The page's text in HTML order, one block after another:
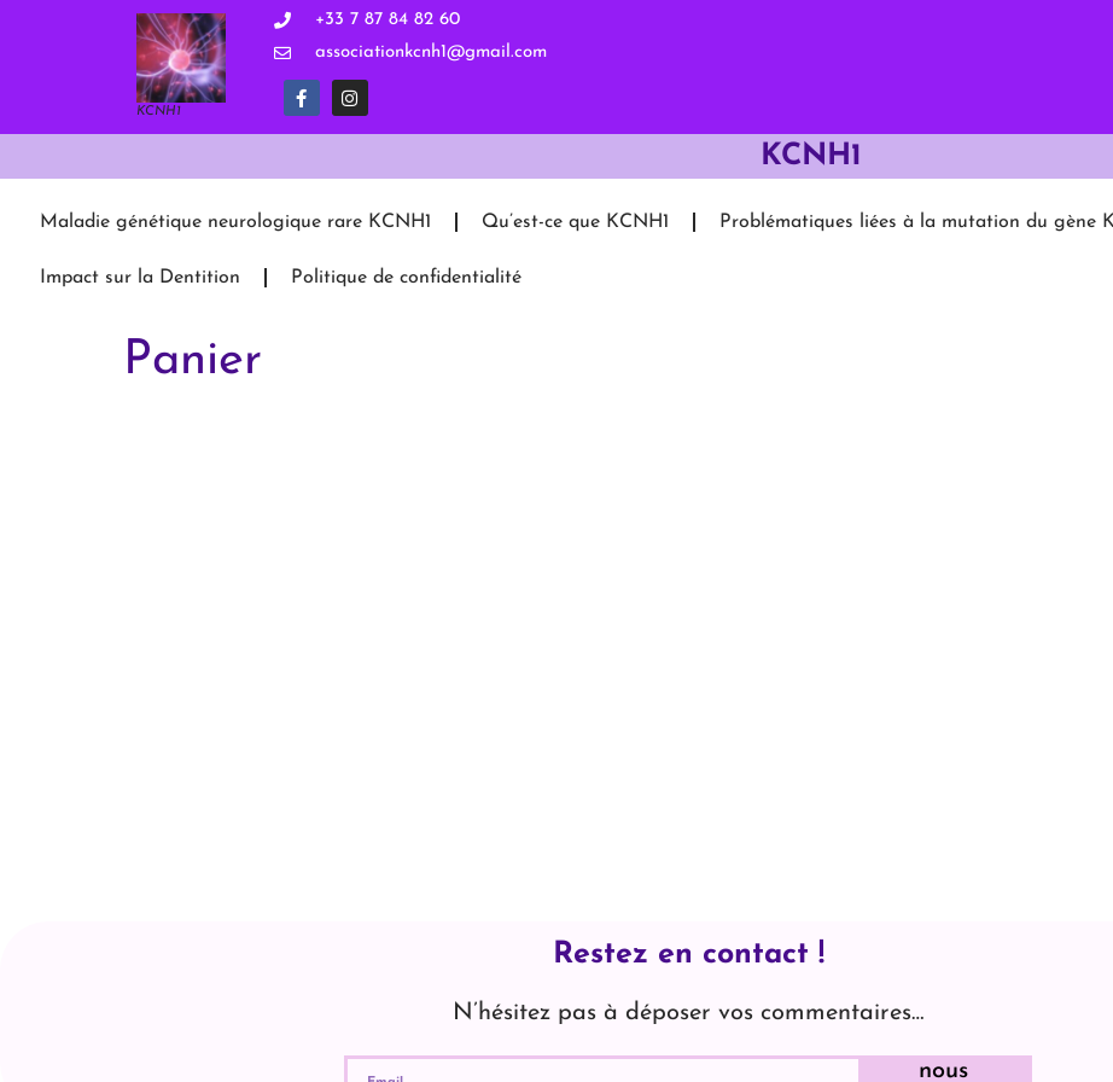
KCNH1
+33 7 87 84 82 60
associationkcnh1@gmail.com
KCNH1
Maladie génétique neurologique rare KCNH1 Qu’est-ce que KCNH1 Problématiques liées à la mutation du gène
Impact sur la Dentition Politique de confidentialité
Panier
Restez en contact !
N’hésitez pas à déposer vos commentaires…
nous